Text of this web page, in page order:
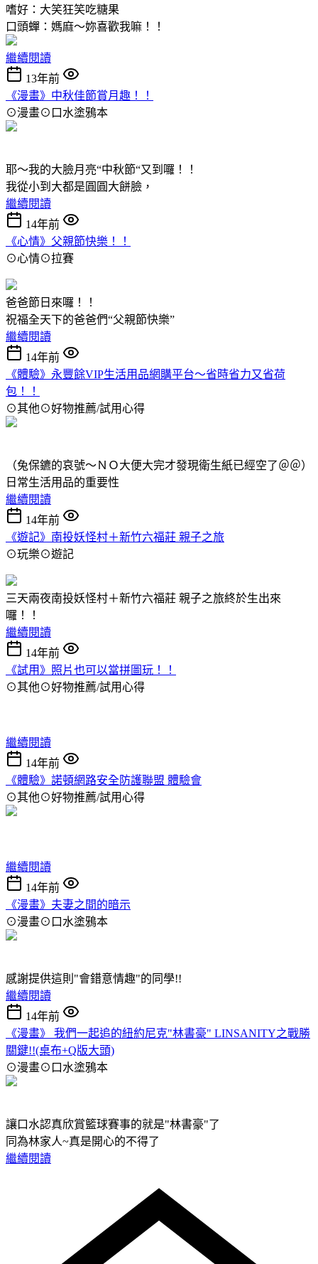
嗜好：大笑狂笑吃糖果
口頭蟬：媽麻～妳喜歡我嘛！！
繼續閱讀
13年前
《漫畫》中秋佳節賞月趣！！
⊙漫畫⊙口水塗鴉本
耶～我的大臉月亮“中秋節“又到囉！！
我從小到大都是圓圓大餅臉，
繼續閱讀
14年前
《心情》父親節快樂！！
⊙心情⊙拉賽
爸爸節日來囉！！
祝福全天下的爸爸們“父親節快樂”
繼續閱讀
14年前
《體驗》永豐餘VIP生活用品網購平台～省時省力又省荷
包！！
⊙其他⊙好物推薦/試用心得
（兔保鑣的哀號～ＮＯ大便大完才發現衛生紙已經空了＠＠）
日常生活用品的重要性
繼續閱讀
14年前
《遊記》南投妖怪村＋新竹六福莊 親子之旅
⊙玩樂⊙遊記
三天兩夜南投妖怪村＋新竹六福莊 親子之旅終於生出來
囉！！
繼續閱讀
14年前
《試用》照片也可以當拼圖玩！！
⊙其他⊙好物推薦/試用心得
繼續閱讀
14年前
《體驗》諾頓網路安全防護聯盟 體驗會
⊙其他⊙好物推薦/試用心得
繼續閱讀
14年前
《漫畫》夫妻之間的暗示
⊙漫畫⊙口水塗鴉本
感謝提供這則"會錯意情趣"的同學!!
繼續閱讀
14年前
《漫畫》 我們一起追的紐約尼克"林書豪" LINSANITY之戰勝
關鍵!!(桌布+Q版大頭)
⊙漫畫⊙口水塗鴉本
讓口水認真欣賞籃球賽事的就是"林書豪"了
同為林家人~真是開心的不得了
繼續閱讀